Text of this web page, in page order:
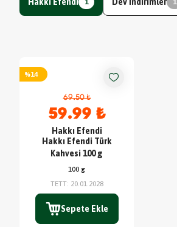
1 1
%14
69.50 ₺
59.99 ₺
Hakkı Efendi
Hakkı Efendi Türk
Kahvesi 100 g
100 g
TETT: 20.01.2028
Sepete Ekle